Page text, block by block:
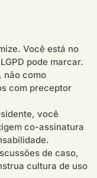
Você está no
pode marcar.
não como
com preceptor
você
co-assinatura
de caso,
cultura de uso